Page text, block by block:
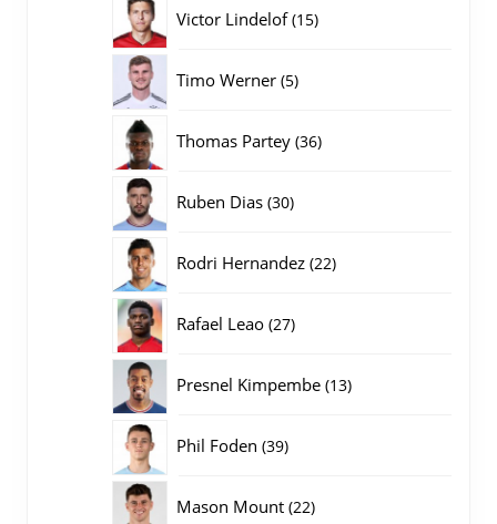
Victor Lindelof 1515
Timo Werner 55
Thomas Partey 3636
Ruben Dias 3030
Rodri Hernandez 2222
Rafael Leao 2727
Presnel Kimpembe 1313
Phil Foden 3939
Mason Mount 2222